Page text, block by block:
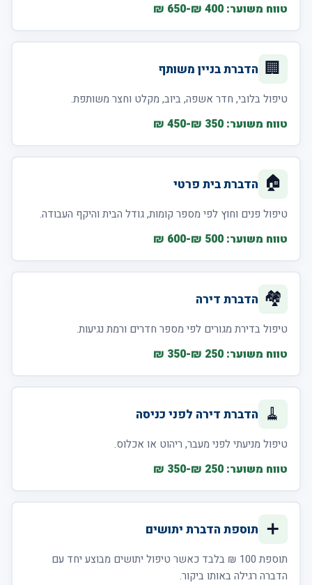
טווח משוער: 400 ₪-650 ₪
🏢 הדברת בניין משותף
טיפול בלובי, חדר אשפה, ביוב, מקלט וחצר משותפת.
טווח משוער: 350 ₪-450 ₪
🏠 הדברת בית פרטי
טיפול פנים וחוץ לפי מספר קומות, גודל הבית והיקף העבודה.
טווח משוער: 500 ₪-600 ₪
🏘️ הדברת דירה
טיפול בדירת מגורים לפי מספר חדרים ורמת נגיעות.
טווח משוער: 250 ₪-350 ₪
🧹 הדברת דירה לפני כניסה
טיפול מניעתי לפני מעבר, ריהוט או אכלוס.
טווח משוער: 250 ₪-350 ₪
➕ תוספת הדברת יתושים
תוספת 100 ₪ בלבד כאשר טיפול יתושים מבוצע יחד עם
הדברה רגילה באותו ביקור.